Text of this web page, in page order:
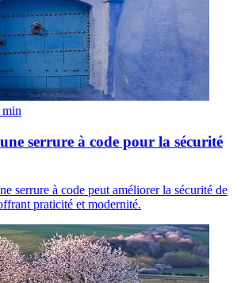
min
serrure à code pour la sécurité
serrure à code peut améliorer la sécurité de
praticité et modernité.